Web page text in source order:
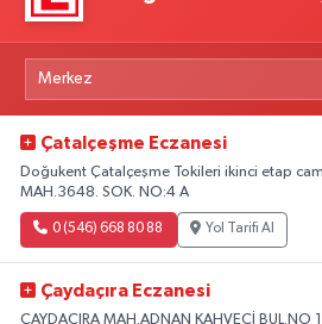
Çatalçeşme Eczanesi
Doğukent Çatalçeşme Tokileri ikinci etap cami
MAH.3648. SOK. NO:4 A
0 (546) 668 80 88 Yol Tarifi Al
Çaydaçıra Eczanesi
ÇAYDAÇIRA MAH.ADNAN KAHVECİ BUL.NO